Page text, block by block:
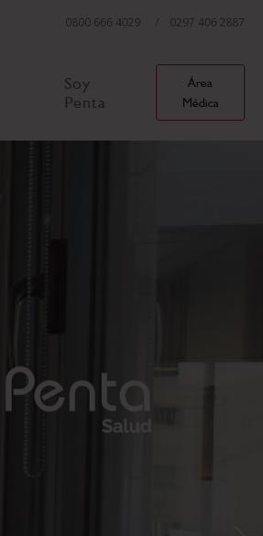
0800 666 4029 / 0297 406 2887
Soy
Penta
Área
Médica